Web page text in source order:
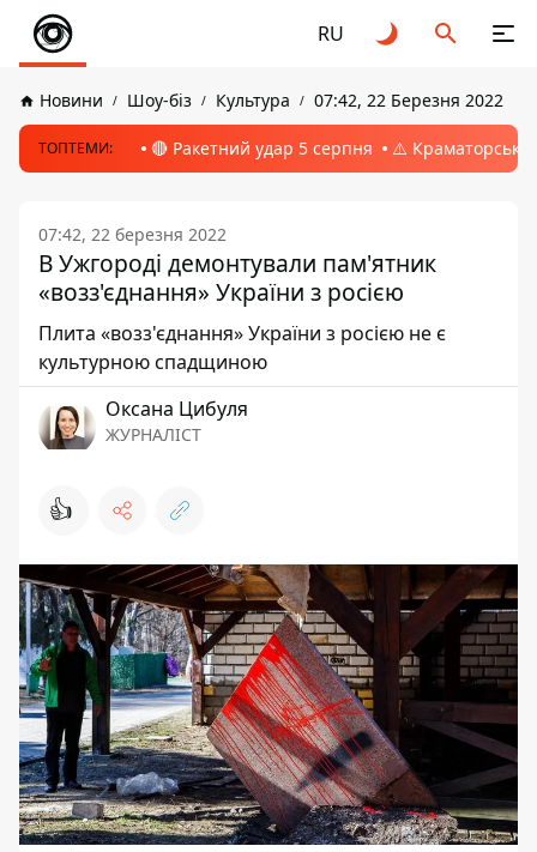
RU
Новини Шоу-біз Культура 07:42, 22 Березня 2022
ТОПТЕМИ: 🔴 Ракетний удар 5 серпня ⚠️ Краматорськ,
07:42, 22 березня 2022
В Ужгороді демонтували пам'ятник
«возз'єднання» України з росією
Плита «возз'єднання» України з росією не є
культурною спадщиною
Оксана Цибуля
ЖУРНАЛІСТ
👍